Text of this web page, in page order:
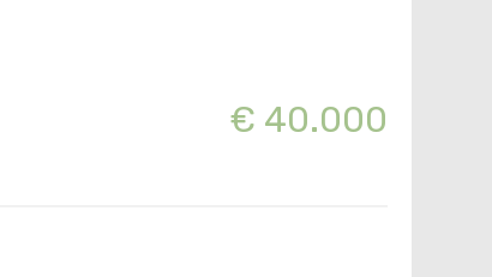
€ 40.000